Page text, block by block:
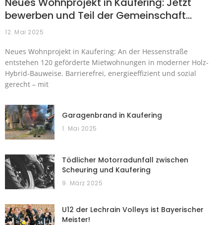
bewerben und Teil der Gemeinschaft…
12. Mai 2025
Neues Wohnprojekt in Kaufering: An der Hessenstraße
entstehen 120 geförderte Mietwohnungen in moderner Holz-
Hybrid-Bauweise. Barrierefrei, energieeffizient und sozial
gerecht – mit
Garagenbrand in Kaufering
1. Mai 2025
Tödlicher Motorradunfall zwischen
Scheuring und Kaufering
9. März 2025
U12 der Lechrain Volleys ist Bayerischer
Meister!